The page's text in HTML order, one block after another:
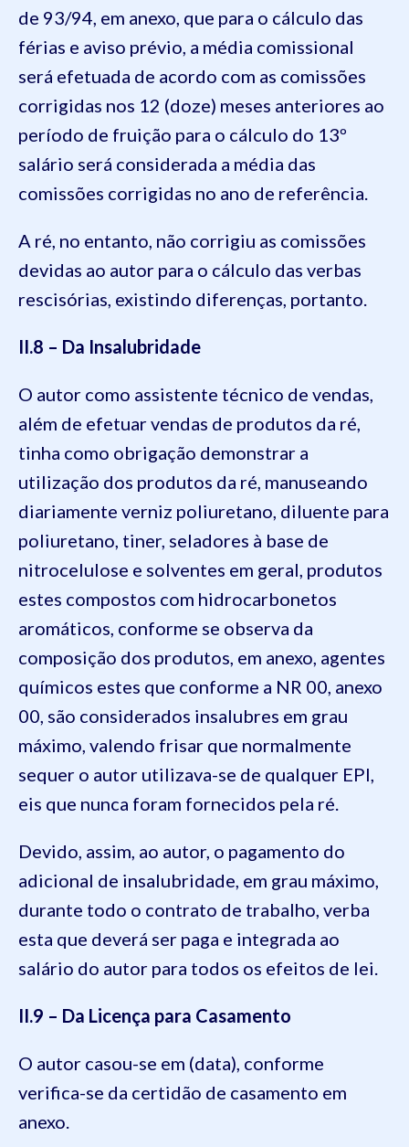
de 93/94, em anexo, que para o cálculo das
férias e aviso prévio, a média comissional
será efetuada de acordo com as comissões
corrigidas nos 12 (doze) meses anteriores ao
período de fruição para o cálculo do 13º
salário será considerada a média das
comissões corrigidas no ano de referência.
A ré, no entanto, não corrigiu as comissões
devidas ao autor para o cálculo das verbas
rescisórias, existindo diferenças, portanto.
II.8 – Da Insalubridade
O autor como assistente técnico de vendas,
além de efetuar vendas de produtos da ré,
tinha como obrigação demonstrar a
utilização dos produtos da ré, manuseando
diariamente verniz poliuretano, diluente para
poliuretano, tiner, seladores à base de
nitrocelulose e solventes em geral, produtos
estes compostos com hidrocarbonetos
aromáticos, conforme se observa da
composição dos produtos, em anexo, agentes
químicos estes que conforme a NR 00, anexo
00, são considerados insalubres em grau
máximo, valendo frisar que normalmente
sequer o autor utilizava-se de qualquer EPI,
eis que nunca foram fornecidos pela ré.
Devido, assim, ao autor, o pagamento do
adicional de insalubridade, em grau máximo,
durante todo o contrato de trabalho, verba
esta que deverá ser paga e integrada ao
salário do autor para todos os efeitos de lei.
II.9 – Da Licença para Casamento
O autor casou-se em (data), conforme
verifica-se da certidão de casamento em
anexo.